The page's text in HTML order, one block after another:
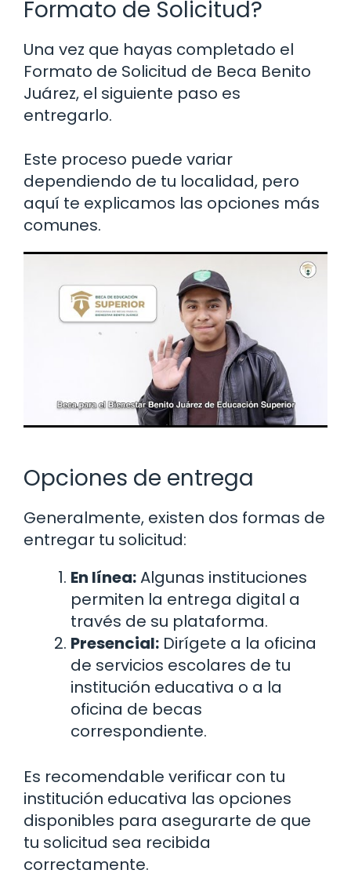
Formato de Solicitud?
Una vez que hayas completado el
Formato de Solicitud de Beca Benito
Juárez, el siguiente paso es
entregarlo.
Este proceso puede variar
dependiendo de tu localidad, pero
aquí te explicamos las opciones más
comunes.
Opciones de entrega
Generalmente, existen dos formas de
entregar tu solicitud:
En línea:Algunas instituciones
permiten la entrega digital a
través de su plataforma.
Presencial: Dirígete a la oficina
de servicios escolares de tu
institución educativa o a la
oficina de becas
correspondiente.
Es recomendable verificar con tu
institución educativa las opciones
disponibles para asegurarte de que
tu solicitud sea recibida
correctamente.